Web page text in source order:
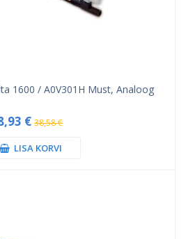
1600 / A0V301H Must, Analoog
€ 38,58 €
LISA KORVI